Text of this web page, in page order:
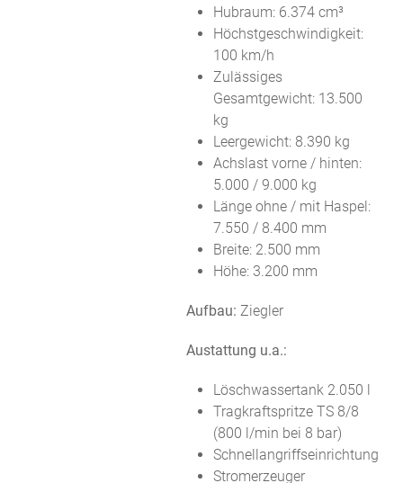
Hubraum: 6.374 cm³
Höchstgeschwindigkeit:
100 km/h
Zulässiges
Gesamtgewicht: 13.500
kg
Leergewicht: 8.390 kg
Achslast vorne / hinten:
5.000 / 9.000 kg
Länge ohne / mit Haspel:
7.550 / 8.400 mm
Breite: 2.500 mm
Höhe: 3.200 mm
Aufbau: Ziegler
Austattung u.a.:
Löschwassertank 2.050 l
Tragkraftspritze TS 8/8
(800 l/min bei 8 bar)
Schnellangriffseinrichtung
Stromerzeuger